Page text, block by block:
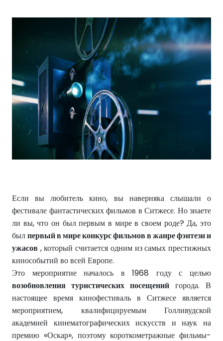
Если вы любитель кино, вы наверняка слышали о
фестивале фантастических фильмов в Ситжесе. Но знаете
ли вы, что он был первым в мире в своем роде? Да, это
былпервый в мире конкурс фильмов в жанре фэнтези и
ужасов , который считается одним из самых престижных
кинособытий во всей Европе.
Это мероприятие началось в 1968 году с целью
возобновления туристических посещений города. В
настоящее время кинофестиваль в Ситжесе является
мероприятием, квалифицируемым Голливудской
академией кинематографических искусств и наук на
премию «Оскар», поэтому короткометражные фильмы-